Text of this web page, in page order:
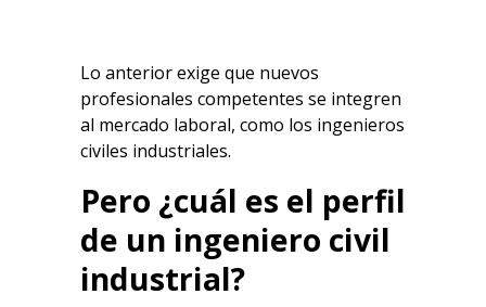
Lo anterior exige que nuevos
profesionales competentes se integren
al mercado laboral, como los ingenieros
civiles industriales.
Pero ¿cuál es el perfil
de un ingeniero civil
industrial?